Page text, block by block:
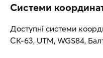
Системи
Доступні системи
СК-63, UTM, WGS84,